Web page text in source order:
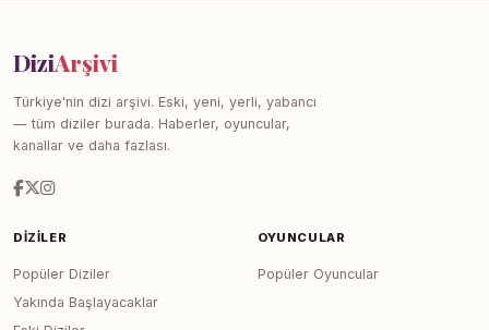
DiziArşivi
Türkiye'nin dizi arşivi. Eski, yeni, yerli, yabancı
— tüm diziler burada. Haberler, oyuncular,
kanallar ve daha fazlası.
DIZILER
Popüler Diziler
Yakında Başlayacaklar
OYUNCULAR
Popüler Oyuncular